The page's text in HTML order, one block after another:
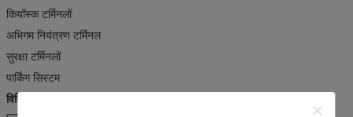
कियॉस्क टर्मिनलों
अभिगम नियंत्रण टर्मिनल
सुरक्षा टर्मिनलों
पार्किंग सिस्टम
विनिर्देशों: